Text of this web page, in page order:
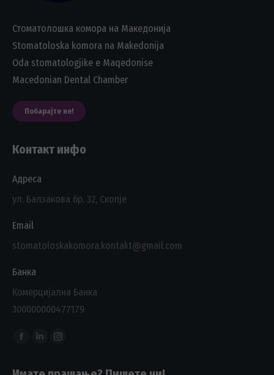
Стоматолошка комора на Македонија
Stomatoloska komora na Makedonija
Oda stomatologjike e Maqedonise
Macedonian Dental Chamber
Побарајте не!
Контакт инфо
Адреса
ул. Балзакова бр. 32, Скопје
Email
stomatoloskakomora.kontakt@gmail.com
Банка
Комерцијална Банка
300000000477179
Find us on:
Facebook
LinkedinInstagram